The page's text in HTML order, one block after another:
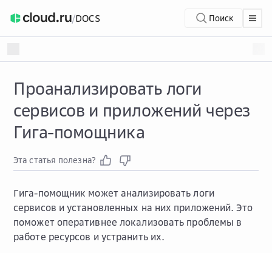
/DOCS Поиск
Проанализировать логи
сервисов и приложений через
Гига-помощника
Эта статья полезна?
Гига-помощник может анализировать логи
сервисов и установленных на них приложений. Это
поможет оперативнее локализовать проблемы в
работе ресурсов и устранить их.